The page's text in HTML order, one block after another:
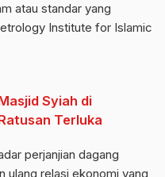
atau standar yang
Institute for Islamic
Syiah di
Terluka
perjanjian dagang
ulang relasi ekonomi yang